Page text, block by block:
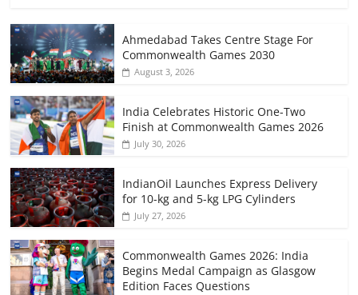
Ahmedabad Takes Centre Stage For
Commonwealth Games 2030
August 3, 2026
India Celebrates Historic One-Two
Finish at Commonwealth Games 2026
July 30, 2026
IndianOil Launches Express Delivery
for 10-kg and 5-kg LPG Cylinders
July 27, 2026
Commonwealth Games 2026: India
Begins Medal Campaign as Glasgow
Edition Faces Questions